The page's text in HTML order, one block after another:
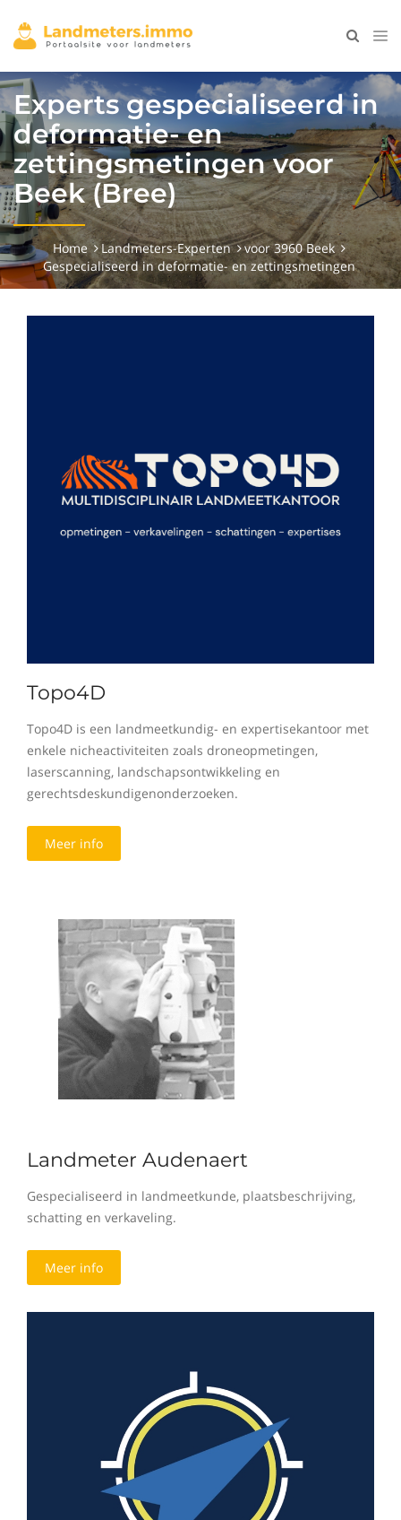
Experts gespecialiseerd in
deformatie- en
zettingsmetingen voor
Beek (Bree)
Home Landmeters-Experten
voor 3960 Beek
Gespecialiseerd in deformatie- en zettingsmetingen
Topo4D
Topo4D is een landmeetkundig- en expertisekantoor met
enkele nicheactiviteiten zoals droneopmetingen,
laserscanning, landschapsontwikkeling en
gerechtsdeskundigenonderzoeken.
Meer info
Landmeter Audenaert
Gespecialiseerd in landmeetkunde, plaatsbeschrijving,
schatting en verkaveling.
Meer info